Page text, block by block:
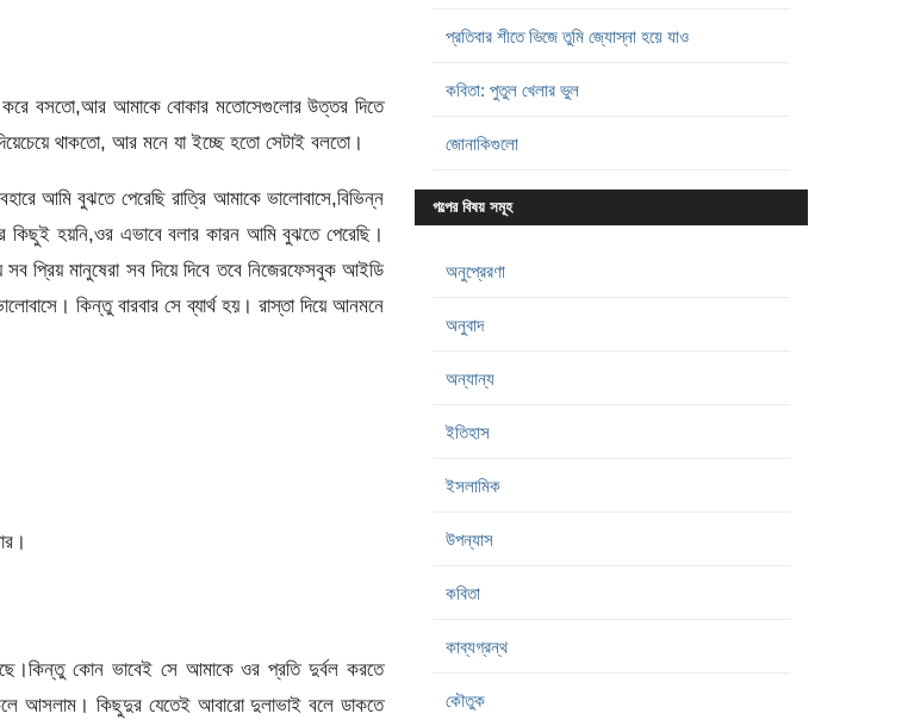
করে বসতো,আর আমাকে বোকার মতোসেগুলোর উত্তর দিতে
থাকতো, আর মনে যা ইচ্ছে হতো সেটাই বলতো।
আমি বুঝতে পেরেছি রাত্রি আমাকে ভালোবাসে,বিভিন্ন
হয়নি,ওর এভাবে বলার কারন আমি বুঝতে পেরেছি।
প্রিয় মানুষেরা সব দিয়ে দিবে তবে নিজেরফেসবুক আইডি
কিন্তু বারবার সে ব্যার্থ হয়। রাস্তা দিয়ে আনমনে
কোন ভাবেই সে আমাকে ওর প্রতি দুর্বল করতে
আসলাম। কিছুদুর যেতেই আবারো দুলাভাই বলে ডাকতে
প্রতিবার শীতে ভিজে তুমি জ্যোস্না হয়ে যাও
কবিতা: পুতুল খেলার ভুল
জোনাকিগুলো
গল্পের বিষয় সমূহ
অনুপ্রেরণা
অনুবাদ
অন্যান্য
ইতিহাস
ইসলামিক
উপন্যাস
কবিতা
কাব্যগ্রন্থ
কৌতুক